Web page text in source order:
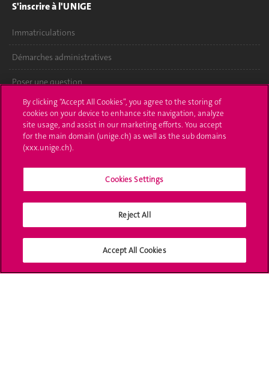
S'inscrire à l'UNIGE
Immatriculations
Démarches administratives
Poser une question
L'UNIGE vous informe
UNIGE Mobile
Bibliothèque
Médias sociaux UNIGE
By clicking “Accept All Cookies”, you agree to the storing of
cookies on your device to enhance site navigation, analyze
site usage, and assist in our marketing efforts. You accept
for the main domain (unige.ch) as well as the sub domains
(xxx.unige.ch).
Cookies Settings
Reject All
Accept All Cookies